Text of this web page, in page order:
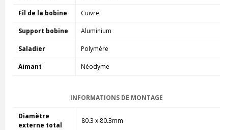
Fil de la bobine Cuivre
Support bobine Aluminium
Saladier Polymère
Aimant Néodyme
INFORMATIONS DE MONTAGE
Diamètre
externe total
80.3 x 80.3mm